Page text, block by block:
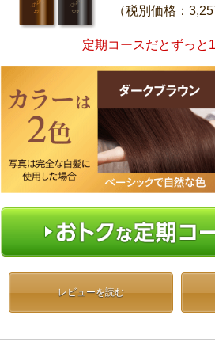
（税別価格：
定期コースだとずっと
レビューを読む